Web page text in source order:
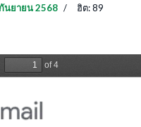
นยายน 2568 ฮิต: 89